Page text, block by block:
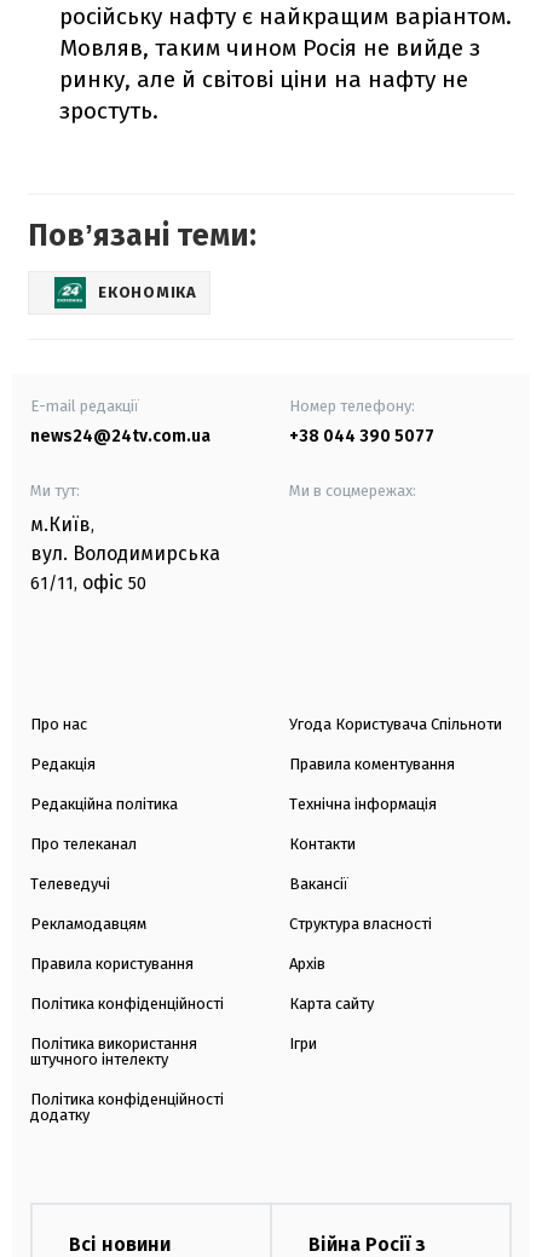
російську нафту є найкращим варіантом.
Мовляв, таким чином Росія не вийде з
ринку, але й світові ціни на нафту не
зростуть.
Повʼязані теми:
ЕКОНОМІКА
E-mail редакції
news24@24tv.com.ua
Номер телефону:
+38 044 390 5077
Ми тут:
м.Київ,
вул. Володимирська
61/11, офіс 50
Ми в соцмережах:
Про нас
Редакція
Редакційна політика
Про телеканал
Телеведучі
Рекламодавцям
Правила користування
Політика конфіденційності
Політика використання
штучного інтелекту
Політика конфіденційності
додатку
Угода Користувача Спільноти
Правила коментування
Технічна інформація
Контакти
Вакансії
Структура власності
Архів
Карта сайту
Ігри
Всі новини
Війна Росії з